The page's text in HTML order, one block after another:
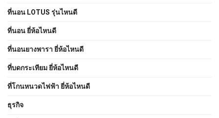
ที่นอน LOTUS รุ่นไหนดี
ที่นอน ยี่ห้อไหนดี
ที่นอนยางพารา ยี่ห้อไหนดี
ที่บดกระเทียม ยี่ห้อไหนดี
ที่โกนหนวดไฟฟ้า ยี่ห้อไหนดี
ธุรกิจ